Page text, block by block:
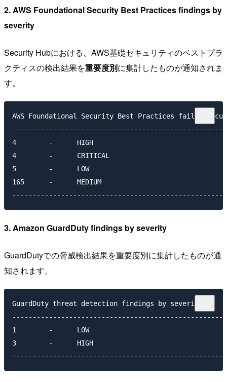
2. AWS Foundational Security Best Practices findings by
severity
Security Hubにおける、AWS基礎セキュリティのベストプラ
クティスの検出結果を重要度別に集計したものが通知されま
す。
AWS Foundational Security Best Practices failed
4        -      HIGH
4        -      CRITICAL
5        -      LOW
165      -      MEDIUM
3. Amazon GuardDuty findings by severity
GuardDutyでの脅威検出結果を重要度別に集計したものが通
知されます。
GuardDuty threat detection findings by severity:
1        -      LOW
3        -      HIGH